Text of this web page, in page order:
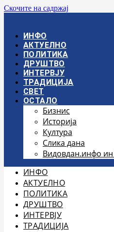
Скочите на садржај
ИНФО
АКТУЕЛНО
ПОЛИТИКА
ДРУШТВО
ИНТЕРВЈУ
ТРАДИЦИЈА
СВЕТ
ОСТАЛО
Бизнис
Историја
Култура
Слика дана
Видовдан.инфо ин
ИНФО
АКТУЕЛНО
ПОЛИТИКА
ДРУШТВО
ИНТЕРВЈУ
ТРАДИЦИЈА